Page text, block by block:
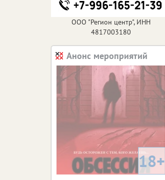
ООО "Регион центр", ИНН
4817003180
Анонс мероприятий
18+